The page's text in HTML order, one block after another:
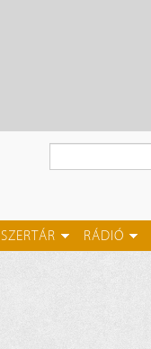
SZERTÁR RÁDIÓ